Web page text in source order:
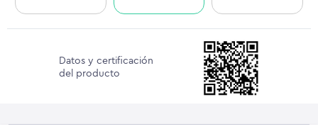
Datos y certificación
del producto